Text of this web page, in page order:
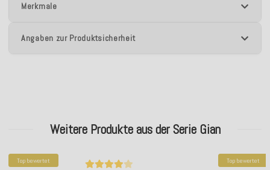
Merkmale
Angaben zur Produktsicherheit
Weitere Produkte aus der Serie Gian
Top bewertet Top bewertet